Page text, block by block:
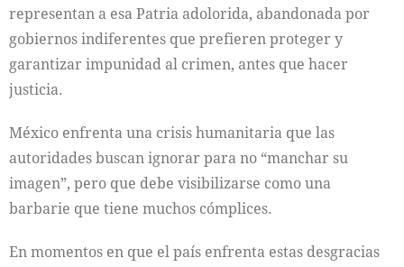
representan a esa Patria adolorida, abandonada por
gobiernos indiferentes que prefieren proteger y
garantizar impunidad al crimen, antes que hacer
justicia.
México enfrenta una crisis humanitaria que las
autoridades buscan ignorar para no “manchar su
imagen”, pero que debe visibilizarse como una
barbarie que tiene muchos cómplices.
En momentos en que el país enfrenta estas desgracias